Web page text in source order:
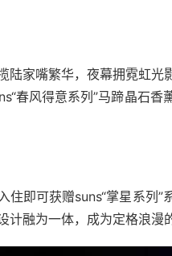
陆家嘴繁华，夜幕拥霓虹
春风得意系列”马蹄晶石香
住即可获赠suns“掌星系列
计融为一体，成为定格浪漫